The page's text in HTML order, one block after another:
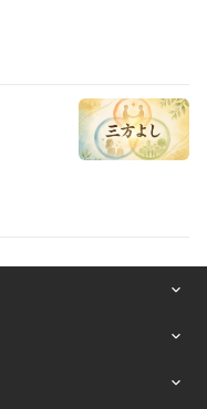
・考え方
い関西弁講座
マイナス思考
悩みにお答えします ⭐️美容